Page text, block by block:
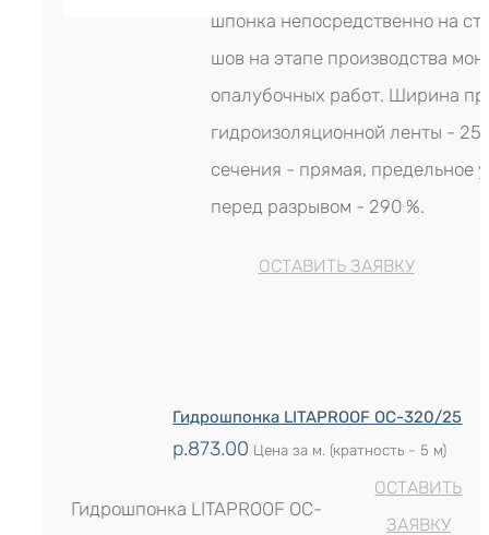
шпонка непосредственно на
шов на этапе производства
опалубочных работ. Ширина
гидроизоляционной ленты -
сечения - прямая, предельное
перед разрывом - 290 %.
ОСТАВИТЬ ЗАЯВКУ
Гидрошпонка LITAPROOF OC-320/25
р.873.00 Цена за м. (кратность - 5 м)
Гидрошпонка LITAPROOF OC-
ОСТАВИТЬ
ЗАЯВКУ